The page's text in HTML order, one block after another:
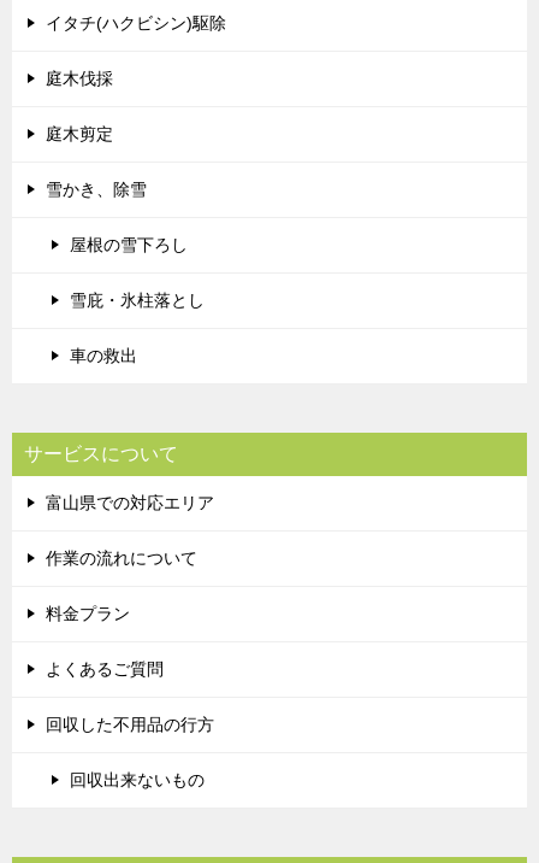
イタチ(ハクビシン)駆除
庭木伐採
庭木剪定
雪かき、除雪
屋根の雪下ろし
雪庇・氷柱落とし
車の救出
サービスについて
富山県での対応エリア
作業の流れについて
料金プラン
よくあるご質問
回収した不用品の行方
回収出来ないもの